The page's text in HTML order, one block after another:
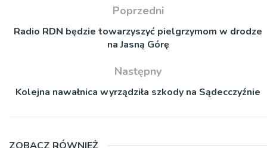
Poprzedni
Radio RDN będzie towarzyszyć pielgrzymom w drodze
na Jasną Górę
Następny
Kolejna nawałnica wyrządziła szkody na Sądecczyźnie